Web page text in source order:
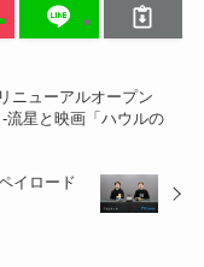
ニューアルオープン
流星と映画「ハウルの
イロード